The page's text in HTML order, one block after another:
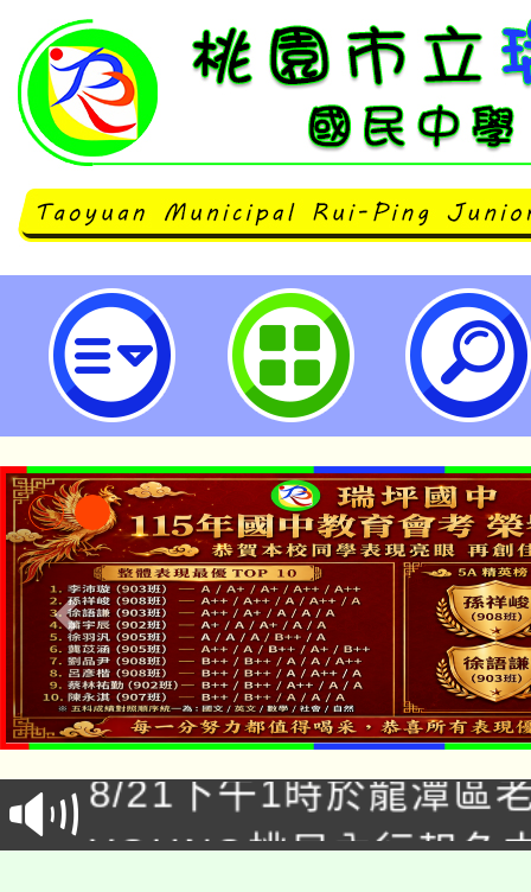
113學年度高級中等以下教育階段
教育學生家長進修專題講座活動計
國民中學
「本色祭」8/29、30在
場熱烈登場!
8/21下午1時於龍潭區
徵才活動。
YOUNG桃局內行報名